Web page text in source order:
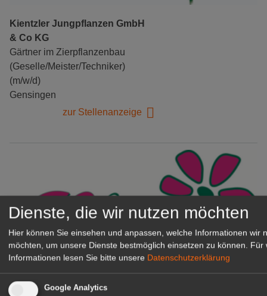
Kientzler Jungpflanzen GmbH
& Co KG
Gärtner im Zierpflanzenbau
(Geselle/Meister/Techniker)
(m/w/d)
Gensingen
zur Stellenanzeige
Gärtnerei Hanns
Mitarbeiter (m/w/d) für unsere
Dienste, die wir nutzen möchten
Hier können Sie einsehen und anpassen, welche Informationen wir
möchten, um unsere Dienste bestmöglich einsetzen zu können. Für
Informationen lesen Sie bitte unsere Datenschutzerklärung
Google Analytics